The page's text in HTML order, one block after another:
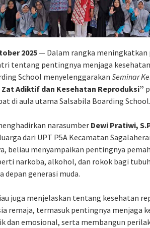
2025— Dalam rangka meningkatkan
tentang pentingnya menjaga
School menyelenggarakan Seminar
Adiktif dan Kesehatan Reproduksi”
di aula utama Salsabila Boarding School.
narasumber Dewi Pratiwi,
dari UPT P5A Kecamatan
beliau menyampaikan pentingnya
narkoba, alkohol, dan rokok bagi
depan generasi muda.
juga menjelaskan tentang kesehatan
remaja, termasuk pentingnya menjaga
dan emosional, serta membangun